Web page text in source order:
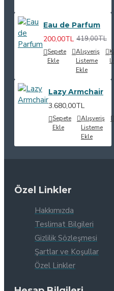
Eau de Parfum
200,00TL 419,00TL
Sepete
Ekle
Alışveriş
Listeme
Ekle
Lazy Armchair
3.680,00TL
Sepete
Ekle
Alışveriş
Listeme
Ekle
Özel Linkler
Hakkımızda
Teslimat Bilgileri
Gizlilik Sözleşmesi
Şartlar ve Koşullar
Özel Linkler